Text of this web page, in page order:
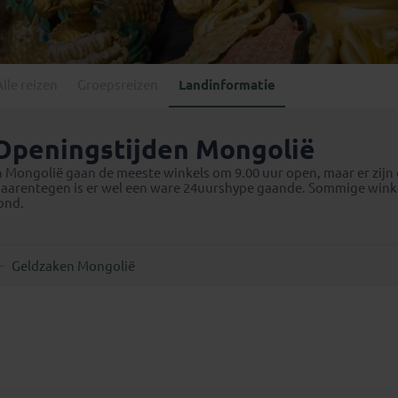
Mexico
Paraguay(1)
Georgië (4)
IJsland (3)
Kosovo
Kroatië(2)
Letland(3)
Moldavië(1)
Montenegro(2)
Landinformatie
Mongolië
Mongolië gaan de meeste winkels om 9.00 uur open, maar er
is er wel een ware 24uurshype gaande. Sommige
Geldzaken Mongolië